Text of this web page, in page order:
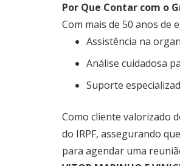
Por Que Contar com o
Com mais de 50 anos de
Assistência na
Análise cuidadosa
Suporte
Como cliente valorizado
do IRPF, assegurando
para agendar uma